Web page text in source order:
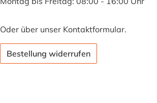
Oder über unser Kontaktformular.
Bestellung widerrufen